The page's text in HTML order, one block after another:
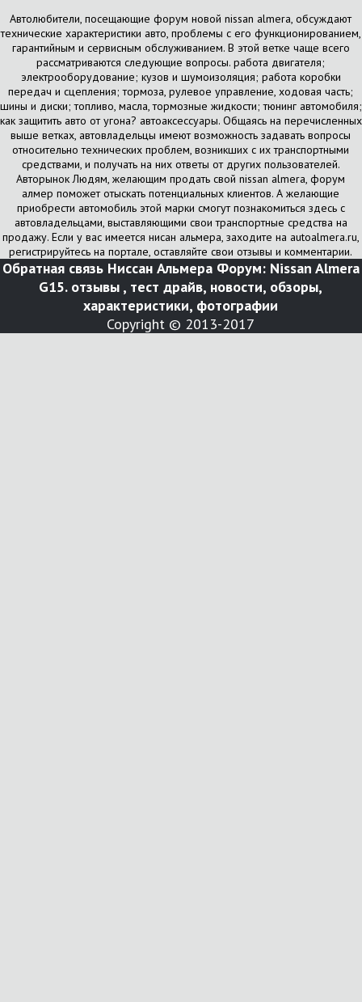
Автолюбители, посещающие форум новой nissan almera, обсуждают
технические характеристики авто, проблемы с его функционированием,
гарантийным и сервисным обслуживанием. В этой ветке чаще всего
рассматриваются следующие вопросы. работа двигателя;
электрооборудование; кузов и шумоизоляция; работа коробки
передач и сцепления; тормоза, рулевое управление, ходовая часть;
шины и диски; топливо, масла, тормозные жидкости; тюнинг автомобиля;
как защитить авто от угона? автоаксессуары. Общаясь на перечисленных
выше ветках, автовладельцы имеют возможность задавать вопросы
относительно технических проблем, возникших с их транспортными
средствами, и получать на них ответы от других пользователей.
Авторынок Людям, желающим продать свой nissan almera, форум
алмер поможет отыскать потенциальных клиентов. А желающие
приобрести автомобиль этой марки смогут познакомиться здесь с
автовладельцами, выставляющими свои транспортные средства на
продажу. Если у вас имеется нисан альмера, заходите на autoalmera.ru,
регистрируйтесь на портале, оставляйте свои отзывы и комментарии.
Обратная связь Ниссан Альмера Форум: Nissan Almera
G15. отзывы , тест драйв, новости, обзоры,
характеристики, фотографии
Copyright © 2013-2017